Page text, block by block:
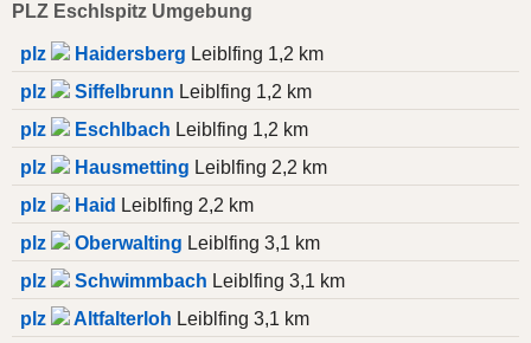
PLZ Eschlspitz Umgebung
plz Haidersberg Leiblfing 1,2 km
plz
Siffelbrunn Leiblfing 1,2 km
plz
Eschlbach Leiblfing 1,2 km
plz
Hausmetting Leiblfing 2,2 km
plz
Haid Leiblfing 2,2 km
plz
Oberwalting Leiblfing 3,1 km
plz
Schwimmbach Leiblfing 3,1 km
plz
Altfalterloh Leiblfing 3,1 km